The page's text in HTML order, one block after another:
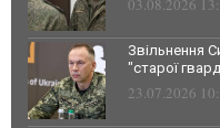
03.08.2026
Звільнення
"старої
23.07.2026